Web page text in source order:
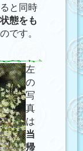
と同時
態をも
です。
左
の
写
真
は
当
帰